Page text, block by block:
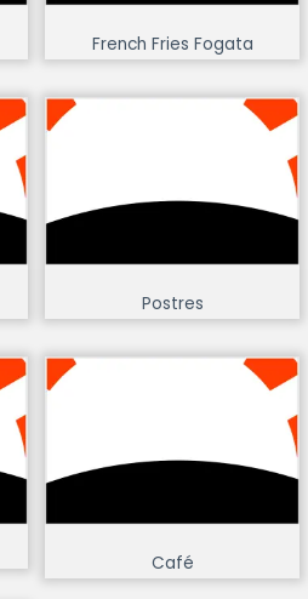
French Fries Fogata
Postres
Café